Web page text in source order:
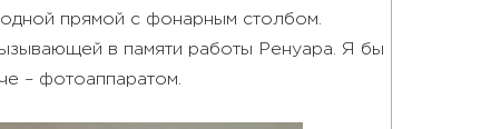
прямой с фонарным столбом.
в памяти работы Ренуара. Я бы
– фотоаппаратом.